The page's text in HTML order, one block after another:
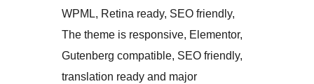
WPML, Retina ready, SEO friendly,
The theme is responsive, Elementor,
Gutenberg compatible, SEO friendly,
translation ready and major